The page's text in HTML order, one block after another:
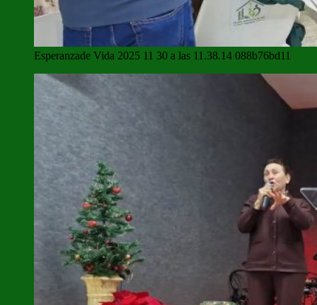
Esperanzade Vida 2025 11 30 a las 11.38.14 088b76bd11